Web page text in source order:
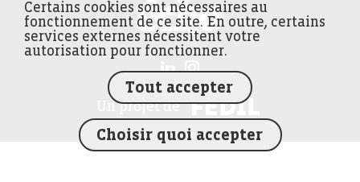
FEDIL écho
Un projet de
Certains cookies sont nécessaires au
fonctionnement de ce site. En outre, certains
services externes nécessitent votre
autorisation pour fonctionner.
Tout accepter
Choisir quoi accepter